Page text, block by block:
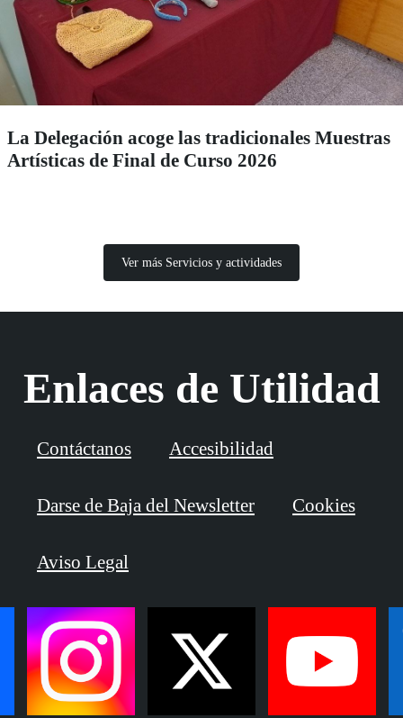
La Delegación acoge las tradicionales Muestras
Artísticas de Final de Curso 2026
Ver más Servicios y actividades
Enlaces de Utilidad
Contáctanos Accesibilidad
Darse de Baja del Newsletter Cookies
Aviso Legal